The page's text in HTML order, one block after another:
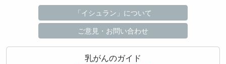
「イシュラン」について
ご意見・お問い合わせ
乳がんのガイド